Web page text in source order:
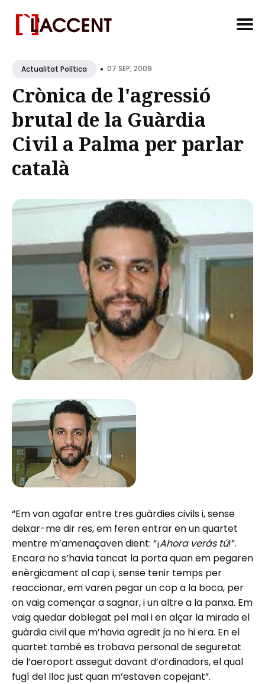
forActualitat Política • 07 SEP, 2009
Crònica de l'agressió
brutal de la Guàrdia
Civil a Palma per parlar
català
“Em van agafar entre tres guàrdies civils i, sense
deixar-me dir res, em feren entrar en un quartet
mentre m’amenaçaven dient: “¡Ahora verás tú!”.
Encara no s’havia tancat la porta quan em pegaren
enèrgicament al cap i, sense tenir temps per
reaccionar, em varen pegar un cop a la boca, per
on vaig començar a sagnar, i un altre a la panxa. Em
vaig quedar doblegat pel mal i en alçar la mirada el
guàrdia civil que m’havia agredit ja no hi era. En el
quartet també es trobava personal de seguretat
de l’aeroport assegut davant d’ordinadors, el qual
fugí del lloc just quan m’estaven copejant”.